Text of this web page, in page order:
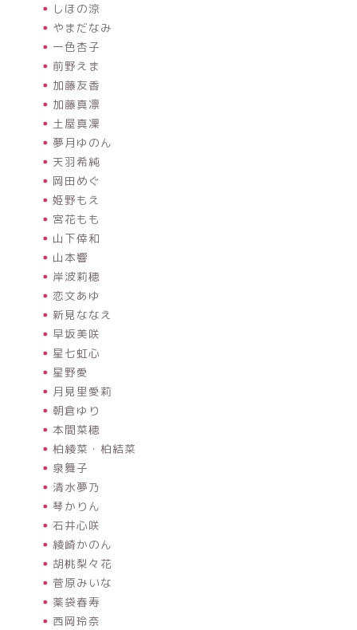
しほの涼
やまだなみ
一色杏子
前野えま
加藤友香
加藤真凛
土屋真凜
夢月ゆのん
天羽希純
岡田めぐ
姫野もえ
宮花もも
山下倖和
山本響
岸波莉穂
恋文あゆ
新見ななえ
早坂美咲
星七虹心
星野愛
月見里愛莉
朝倉ゆり
本間菜穂
柏綾菜・柏結菜
泉舞子
清水夢乃
琴かりん
石井心咲
綾崎かのん
胡桃梨々花
菅原みいな
薬袋春寿
西岡玲奈